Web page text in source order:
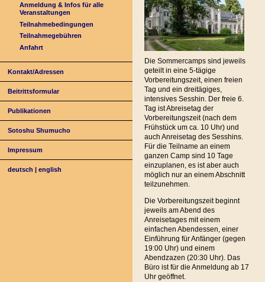
Anmeldung & Infos für alle
Veranstaltungen
Teilnahmebedingungen
Teilnahmegebühren
Anfahrt
Kontakt/Adressen
Beitrittsformular
Publikationen
Sotoshu Shumucho
Impressum
deutsch |english
Die Sommercamps sind jeweils
geteilt in eine 5-tägige
Vorbereitungszeit, einen freien
Tag und ein dreitägiges,
intensives Sesshin. Der freie 6.
Tag ist Abreisetag der
Vorbereitungszeit (nach dem
Frühstück um ca. 10 Uhr) und
auch Anreisetag des Sesshins.
Für die Teilname an einem
ganzen Camp sind 10 Tage
einzuplanen, es ist aber auch
möglich nur an einem Abschnitt
teilzunehmen.
Die Vorbereitungszeit beginnt
jeweils am Abend des
Anreisetages mit einem
einfachen Abendessen, einer
Einführung für Anfänger (gegen
19:00 Uhr) und einem
Abendzazen (20:30 Uhr). Das
Büro ist für die Anmeldung ab 17
Uhr geöffnet.